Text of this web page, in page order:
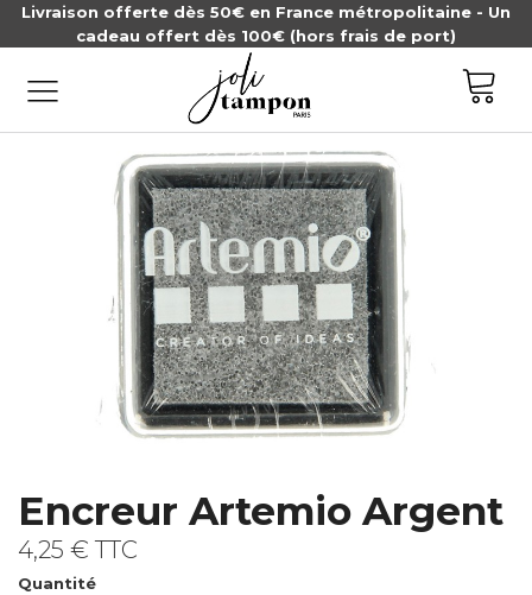
Livraison offerte dès 50€ en France métropolitaine - Un
cadeau offert dès 100€ (hors frais de port)
Encreur Artemio Argent
4,25 € TTC
Quantité